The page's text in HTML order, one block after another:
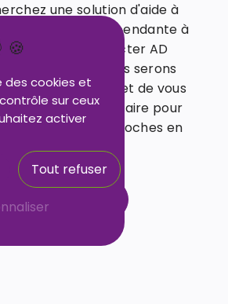
une solution d'aide à
une personne dépendante à
pas à contacter AD
01 64 26 39 84. Nous serons
accompagner et de vous
le soutien nécessaire pour
quotidien de vos proches en
de fragilité.
En savoir plus
des cookies et
sur ceux
activer
Tout refuser